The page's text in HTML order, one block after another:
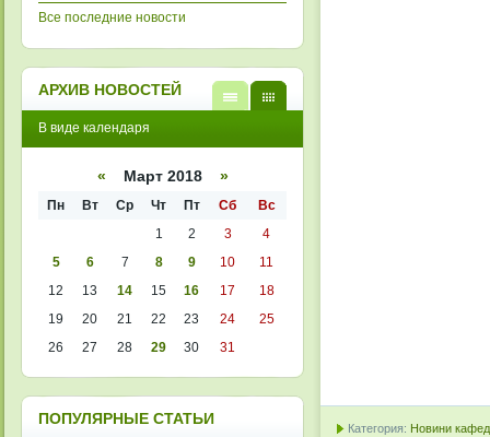
Категория: Новини
Все последние новости
АРХИВ НОВОСТЕЙ
кален
списк
В виде календаря
« Март 2018 »
Пн Вт Ср Чт Пт Сб
Вс
1
2 3
4
5
6 7 8 9 10
11
12
13 14 15 16 17
18
19
20 21 22 23 24
25
26
27 28 29 30 31
ПОПУЛЯРНЫЕ СТАТЬИ